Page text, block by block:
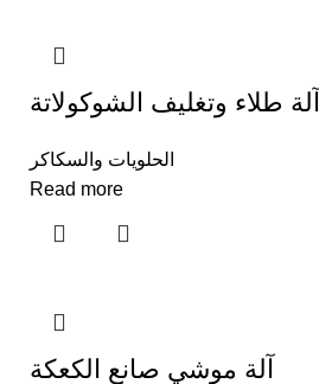
آلة طلاء وتغليف الشوكولاتة
الحلويات والسكاكر
Read more
آلة موشي صانع الكعكة